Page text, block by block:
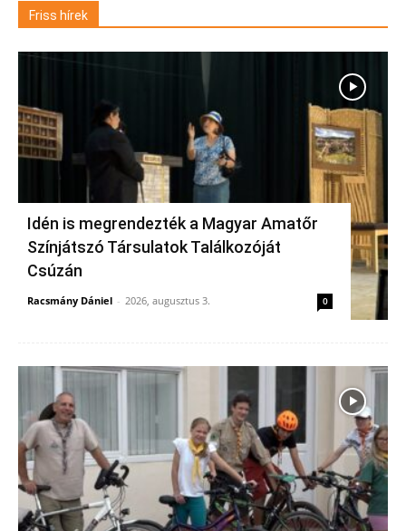
Friss hírek
Idén is megrendezték a Magyar Amatőr
Színjátszó Társulatok Találkozóját
Csúzán
Racsmány Dániel - 2026, augusztus 3. 0